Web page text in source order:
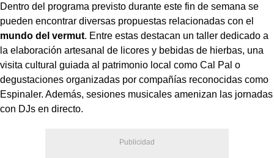
Dentro del programa previsto durante este fin de semana se
pueden encontrar diversas propuestas relacionadas con el
mundo del vermut. Entre estas destacan un taller dedicado a
la elaboración artesanal de licores y bebidas de hierbas, una
visita cultural guiada al patrimonio local como Cal Pal o
degustaciones organizadas por compañías reconocidas como
Espinaler. Además, sesiones musicales amenizan las jornadas
con DJs en directo.